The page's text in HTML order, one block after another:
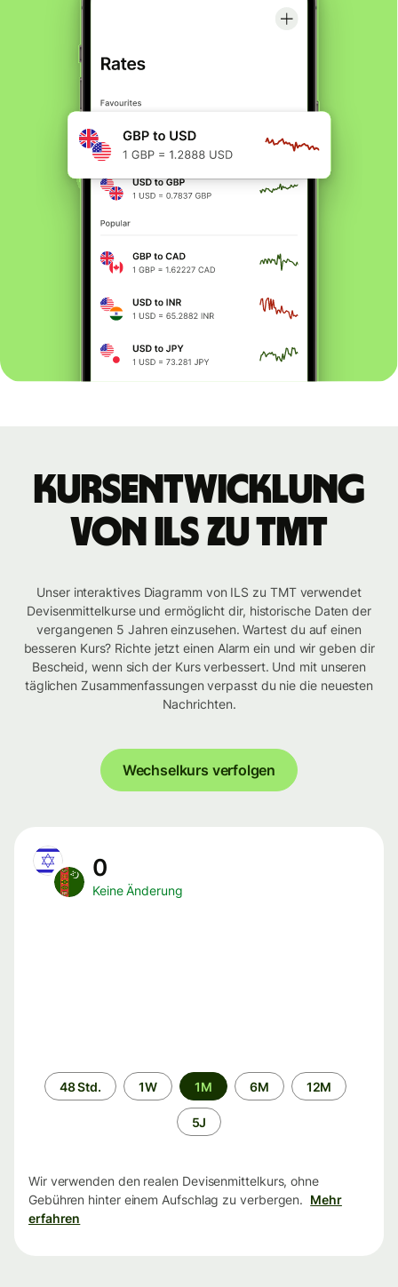
Kursentwicklung
von ILS zu TMT
Unser interaktives Diagramm von ILS zu TMT verwendet
Devisenmittelkurse und ermöglicht dir, historische Daten der
vergangenen 5 Jahren einzusehen. Wartest du auf einen
besseren Kurs? Richte jetzt einen Alarm ein und wir geben dir
Bescheid, wenn sich der Kurs verbessert. Und mit unseren
täglichen Zusammenfassungen verpasst du nie die neuesten
Nachrichten.
Wechselkurs verfolgen
0
Keine Änderung
Zeitraum
48 Std. 1W 1M 6M 12M
5J
Wir verwenden den realen Devisenmittelkurs, ohne
Gebühren hinter einem Aufschlag zu verbergen. Mehr
erfahren